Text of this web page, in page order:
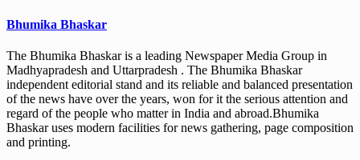
Bhumika Bhaskar
The Bhumika Bhaskar is a leading Newspaper Media Group in
Madhyapradesh and Uttarpradesh . The Bhumika Bhaskar
independent editorial stand and its reliable and balanced presentation
of the news have over the years, won for it the serious attention and
regard of the people who matter in India and abroad.Bhumika
Bhaskar uses modern facilities for news gathering, page composition
and printing.